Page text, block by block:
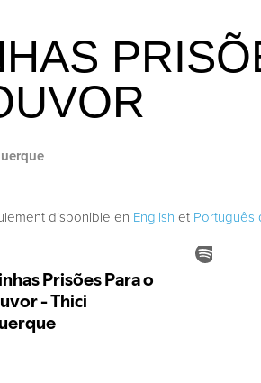
disponible en English et Português